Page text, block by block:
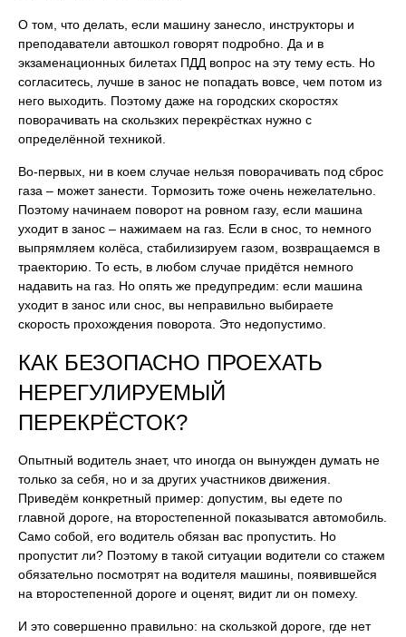
О том, что делать, если машину занесло, инструкторы и
преподаватели автошкол говорят подробно. Да и в
экзаменационных билетах ПДД вопрос на эту тему есть. Но
согласитесь, лучше в занос не попадать вовсе, чем потом из
него выходить. Поэтому даже на городских скоростях
поворачивать на скользких перекрёстках нужно с
определённой техникой.
Во-первых, ни в коем случае нельзя поворачивать под сброс
газа – может занести. Тормозить тоже очень нежелательно.
Поэтому начинаем поворот на ровном газу, если машина
уходит в занос – нажимаем на газ. Если в снос, то немного
выпрямляем колёса, стабилизируем газом, возвращаемся в
траекторию. То есть, в любом случае придётся немного
надавить на газ. Но опять же предупредим: если машина
уходит в занос или снос, вы неправильно выбираете
скорость прохождения поворота. Это недопустимо.
КАК БЕЗОПАСНО ПРОЕХАТЬ
НЕРЕГУЛИРУЕМЫЙ
ПЕРЕКРЁСТОК?
Опытный водитель знает, что иногда он вынужден думать не
только за себя, но и за других участников движения.
Приведём конкретный пример: допустим, вы едете по
главной дороге, на второстепенной показыватся автомобиль.
Само собой, его водитель обязан вас пропустить. Но
пропустит ли? Поэтому в такой ситуации водители со стажем
обязательно посмотрят на водителя машины, появившейся
на второстепенной дороге и оценят, видит ли он помеху.
И это совершенно правильно: на скользкой дороге, где нет